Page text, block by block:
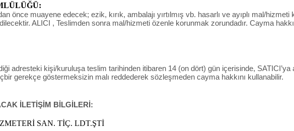
önce muayene edecek; ezik, kırık, ambalajı yırtılmış vb. hasarlı ve ayıplı mal/
ALICI , Teslimden sonra mal/hizmeti özenle korunmak zorundadır. Cayma
adresteki kişi/kuruluşa teslim tarihinden itibaren 14 (on dört) gün içerisinde,
gerekçe göstermeksizin malı reddederek sözleşmeden cayma hakkını kullanabilir.
İLETİŞİM BİLGİLERİ:
SAN. TİÇ. LDT.ŞTİ